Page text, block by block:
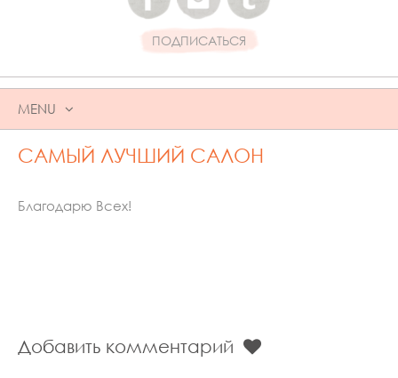
ПОДПИСАТЬСЯ
MENU
SKIP
TO
САМЫЙ ЛУЧШИЙ САЛОН
Благодарю Всех!
Добавить комментарий